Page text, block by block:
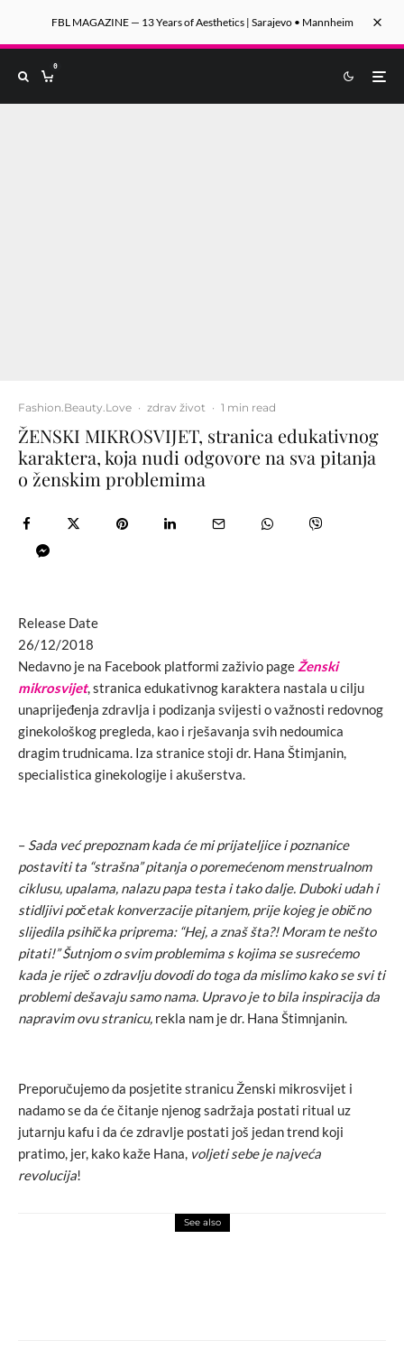
FBL MAGAZINE — 13 Years of Aesthetics | Sarajevo • Mannheim
0
Fashion.Beauty.Love · zdrav život · 1 min read
ŽENSKI MIKROSVIJET, stranica edukativnog
karaktera, koja nudi odgovore na sva pitanja
o ženskim problemima
Release Date
26/12/2018
Nedavno je na Facebook platformi zaživio page Ženski
mikrosvijet, stranica edukativnog karaktera nastala u cilju
unaprijeđenja zdravlja i podizanja svijesti o važnosti redovnog
ginekološkog pregleda, kao i rješavanja svih nedoumica
dragim trudnicama. Iza stranice stoji dr. Hana Štimjanin,
specialistica ginekologije i akušerstva.
– Sada već prepoznam kada će mi prijateljice i poznanice
postaviti ta “strašna” pitanja o poremećenom menstrualnom
ciklusu, upalama, nalazu papa testa i tako dalje. Duboki udah i
stidljivi početak konverzacije pitanjem, prije kojeg je obično
slijedila psihička priprema: “Hej, a znaš šta?! Moram te nešto
pitati!” Šutnjom o svim problemima s kojima se susrećemo
kada je riječ o zdravlju dovodi do toga da mislimo kako se svi ti
problemi dešavaju samo nama. Upravo je to bila inspiracija da
napravim ovu stranicu, rekla nam je dr. Hana Štimnjanin.
Preporučujemo da posjetite stranicu Ženski mikrosvijet i
nadamo se da će čitanje njenog sadržaja postati ritual uz
jutarnju kafu i da će zdravlje postati još jedan trend koji
pratimo, jer, kako kaže Hana, voljeti sebe je najveća
revolucija!
See also